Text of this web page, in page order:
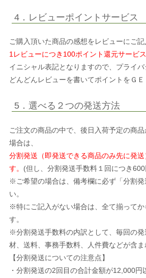
4．レビューポイントサービス
ご購入頂いた商品の感想をレビューにご記
1レビューにつき100ポイント還元サービス
イニシャル表記となりますので、プライバ
どんどんレビューを書いてポイントをＧ
5．選べる２つの発送方法
ご注文の商品の中で、後日入荷予定の商
場合は、
分割発送（即発送できる商品のみ先に発
す。 (但し、分割発送手数料１回につき600
※ご希望の場合は、備考欄に必ず「分割発
い。
※特にご記入がない場合は、全て揃ってか
す。
※分割発送手数料の内訳として、毎回の
材、送料、事務手数料、人件費などが含ま
【分割発送についての注意点】
・分割発送の2回目の合計金額が12,000円